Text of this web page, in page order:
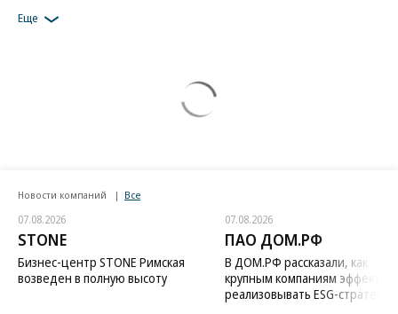
Еще
Новости компаний Все
07.08.2026
STONE
Бизнес-центр STONE Римская
возведен в полную высоту
07.08.2026
ПАО ДОМ.РФ
В ДОМ.РФ рассказали, как
крупным компаниям
реализовывать ESG-стратегию